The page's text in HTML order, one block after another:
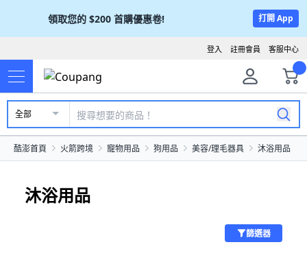
領取您的 $200 首購優惠卷! 打開 App
客服中心
註冊會員
登入
全部
酷澎首頁 火箭跨境 寵物用品 狗用品 美容/理毛器具 沐浴用品
沐浴用品
篩選器